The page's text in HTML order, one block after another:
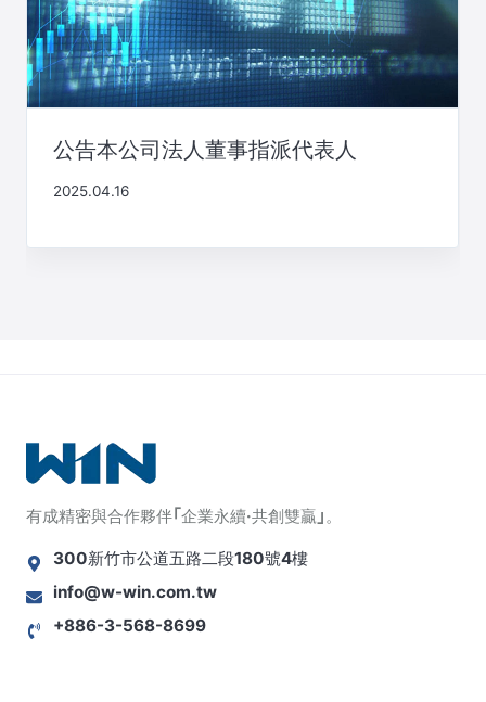
公告本公司法人董事指派代表人
2025.04.16
有成精密與合作夥伴｢企業永續·共創雙贏｣。
300新竹市公道五路二段180號4樓
info@w-win.com.tw
+886-3-568-8699